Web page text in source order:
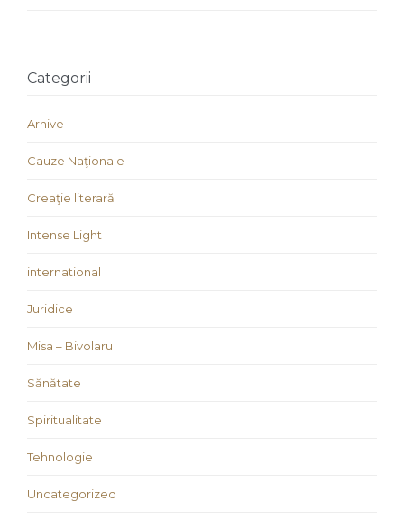
Categorii
Arhive
Cauze Naţionale
Creaţie literară
Intense Light
international
Juridice
Misa – Bivolaru
Sănătate
Spiritualitate
Tehnologie
Uncategorized